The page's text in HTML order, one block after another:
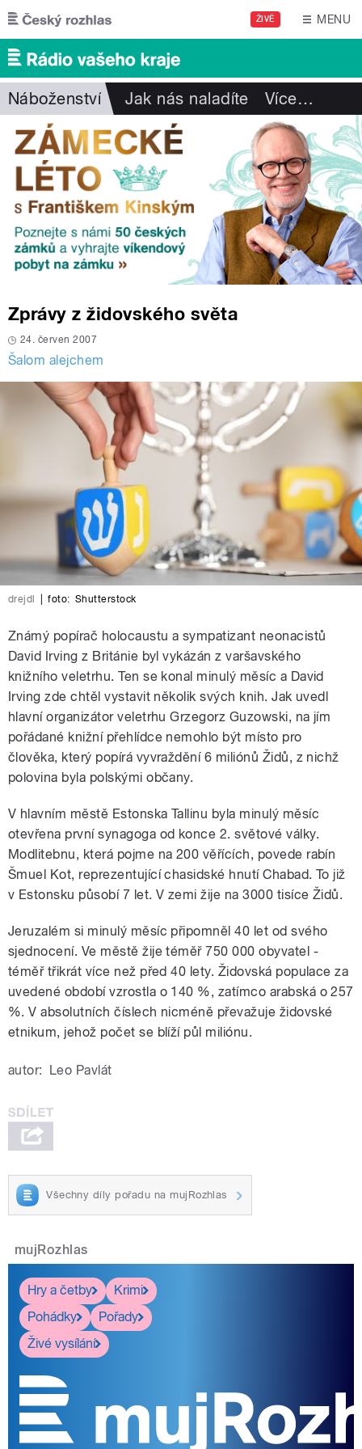
Přejít k hlavnímu obsahu
ŽIVĚ MENU
Náboženství Jak nás naladíte Více…
Zprávy z židovského světa
24. červen 2007
Šalom alejchem
drejdl foto: Shutterstock
Známý popírač holocaustu a sympatizant neonacistů
David Irving z Británie byl vykázán z varšavského
knižního veletrhu. Ten se konal minulý měsíc a David
Irving zde chtěl vystavit několik svých knih. Jak uvedl
hlavní organizátor veletrhu Grzegorz Guzowski, na jím
pořádané knižní přehlídce nemohlo být místo pro
člověka, který popírá vyvraždění 6 miliónů Židů, z nichž
polovina byla polskými občany.
V hlavním městě Estonska Tallinu byla minulý měsíc
otevřena první synagoga od konce 2. světové války.
Modlitebnu, která pojme na 200 věřících, povede rabín
Šmuel Kot, reprezentující chasidské hnutí Chabad. To již
v Estonsku působí 7 let. V zemi žije na 3000 tisíce Židů.
Jeruzalém si minulý měsíc připomněl 40 let od svého
sjednocení. Ve městě žije téměř 750 000 obyvatel -
téměř třikrát více než před 40 lety. Židovská populace za
uvedené období vzrostla o 140 %, zatímco arabská o 257
%. V absolutních číslech nicméně převažuje židovské
etnikum, jehož počet se blíží půl miliónu.
autor: Leo Pavlát
Všechny díly pořadu na mujRozhlas
mujRozhlas
Hry a četby
Krimi
Pohádky
Pořady
Živé vysílání